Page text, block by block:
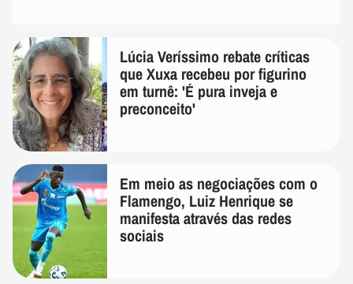
Lúcia Veríssimo rebate críticas
que Xuxa recebeu por figurino
em turnê: 'É pura inveja e
preconceito'
Em meio as negociações com o
Flamengo, Luiz Henrique se
manifesta através das redes
sociais